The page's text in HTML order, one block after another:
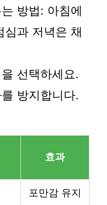
방법: 아침에
심과 저녁은 채
선택하세요.
방지합니다.
효과
포만감 유지